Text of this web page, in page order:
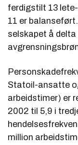
ferdigstilt 13
11 er
selskapet å delta
Statoil-ansatte
arbeidstimer) er
2002 til 5,9 i
million